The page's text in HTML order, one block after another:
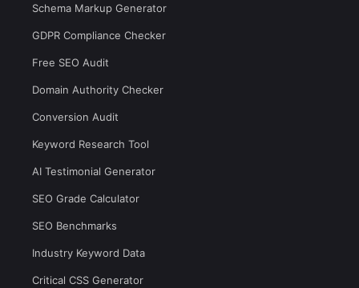
Schema Markup Generator
GDPR Compliance Checker
Free SEO Audit
Domain Authority Checker
Conversion Audit
Keyword Research Tool
AI Testimonial Generator
SEO Grade Calculator
SEO Benchmarks
Industry Keyword Data
Critical CSS Generator